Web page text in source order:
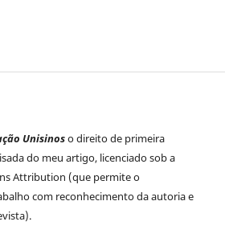
Unisinoso direito de primeira
do meu artigo, licenciado sob a
Attribution (que permite o
com reconhecimento da autoria e